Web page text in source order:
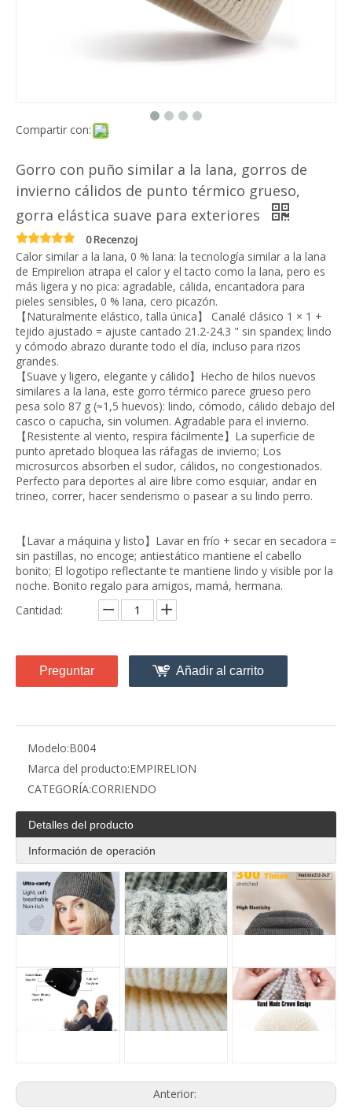
Compartir con:
Gorro con puño similar a la lana, gorros de
invierno cálidos de punto térmico grueso,
gorra elástica suave para exteriores
0 Recenzoj
Calor similar a la lana, 0 % lana: la tecnología similar a la lana
de Empirelion atrapa el calor y el tacto como la lana, pero es
más ligera y no pica: agradable, cálida, encantadora para
pieles sensibles, 0 % lana, cero picazón.
【Naturalmente elástico, talla única】 Canalé clásico 1 × 1 +
tejido ajustado = ajuste cantado 21.2-24.3 " sin spandex; lindo
y cómodo abrazo durante todo el día, incluso para rizos
grandes.
【Suave y ligero, elegante y cálido】Hecho de hilos nuevos
similares a la lana, este gorro térmico parece grueso pero
pesa solo 87 g (≈1,5 huevos): lindo, cómodo, cálido debajo del
casco o capucha, sin volumen. Agradable para el invierno.
【Resistente al viento, respira fácilmente】La superficie de
punto apretado bloquea las ráfagas de invierno; Los
microsurcos absorben el sudor, cálidos, no congestionados.
Perfecto para deportes al aire libre como esquiar, andar en
trineo, correr, hacer senderismo o pasear a su lindo perro.
【Lavar a máquina y listo】Lavar en frío + secar en secadora =
sin pastillas, no encoge; antiestático mantiene el cabello
bonito; El logotipo reflectante te mantiene lindo y visible por la
noche. Bonito regalo para amigos, mamá, hermana.
Cantidad:
Preguntar Añadir al carrito
Modelo:B004
Marca del producto:EMPIRELION
CATEGORÍA:CORRIENDO
Detalles del producto
Información de operación
Anterior: